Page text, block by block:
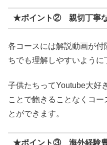
★ポイント② 親切丁寧
各コースには解説動画が
ちでも理解しやすいように
子供たちってYoutube大好
ことで飽きることなくコ
とができます。
★ポイント③ 海外経験豊